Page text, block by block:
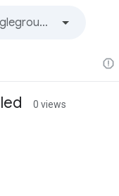
0 views